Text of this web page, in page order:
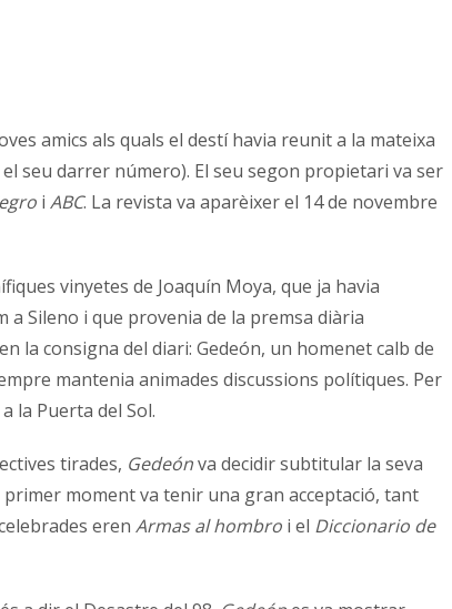
amics als quals el destí havia reunit a la mateixa
seu darrer número). El seu segon propietari va ser
i ABC. La revista va aparèixer el 14 de novembre
vinyetes de Joaquín Moya, que ja havia
a Sileno i que provenia de la premsa diària
la consigna del diari: Gedeón, un homenet calb de
mantenia animades discussions polítiques. Per
la Puerta del Sol.
tirades, Gedeónva decidir subtitular la seva
moment va tenir una gran acceptació, tant
eren Armas al hombro i el Diccionario de